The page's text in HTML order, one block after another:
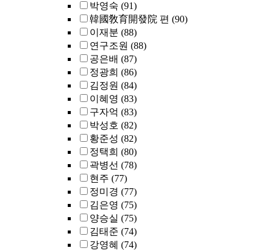
박영숙 (91)
韓國敎育開發院 편 (90)
이재분 (88)
연구조원 (88)
공은배 (87)
정광희 (86)
김정원 (84)
이혜영 (83)
구자억 (83)
박성호 (82)
황준성 (82)
정택희 (80)
곽병선 (78)
현주 (77)
정미경 (77)
김은영 (75)
양승실 (75)
김태준 (74)
강영혜 (74)